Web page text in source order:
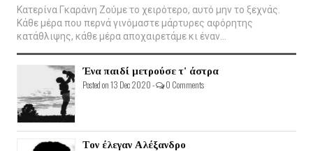
Κατερίνα Γκαράνη Ζούμε το χειρότερο, αυτό μην το ξεχνάς.
Κάθε μέρα που περνά γινόμαστε μάρτυρες αφόρητης
κατάθλιψης, κάθε μέρα αποχαιρετάμε κι έναν...
Ένα παιδί μετρούσε τ' άστρα
Posted on 13 Dec 2020 - 0 Comments
Τον έλεγαν Αλέξανδρο